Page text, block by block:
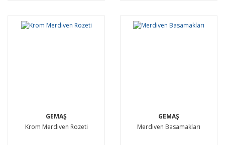
GEMAŞ
Krom Merdiven Rozeti
GEMAŞ
Merdiven Basamakları